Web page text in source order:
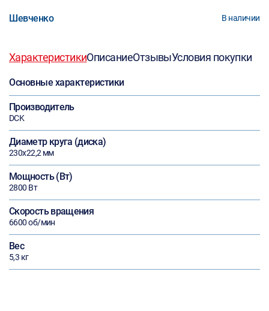
Шевченко В наличии
ХарактеристикиОписаниеОтзывыУсловия покупки
Основные характеристики
Производитель
DCK
Диаметр круга (диска)
230х22,2 мм
Мощность (Вт)
2800 Вт
Скорость вращения
6600 об/мин
Вес
5,3 кг